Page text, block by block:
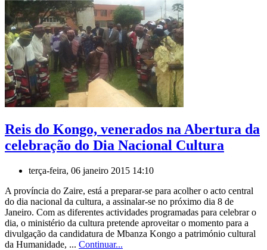
Reis do Kongo, venerados na Abertura da
celebração do Dia Nacional Cultura
terça-feira, 06 janeiro 2015 14:10
A província do Zaire, está a preparar-se para acolher o acto central
do dia nacional da cultura, a assinalar-se no próximo dia 8 de
Janeiro. Com as diferentes actividades programadas para celebrar o
dia, o ministério da cultura pretende aproveitar o momento para a
divulgação da candidatura de Mbanza Kongo a património cultural
da Humanidade, ... Continuar...